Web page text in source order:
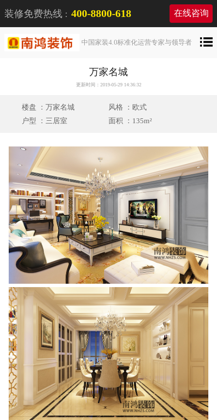
装修免费热线 : 400-8800-618 在线咨询
中国家装4.0标准化运营专家与领导者
万家名城
更新时间：2019-05-29 14:36:32
楼盘 ：万家名城
风格 ：欧式
户型 ：三居室
面积 ：135m²